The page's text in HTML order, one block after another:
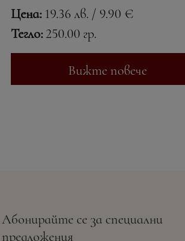
Цена: 19.36 лв. / 9.90 €
Тегло: 250.00 гр.
Вижте повече
Абонирайте се за специални
предложения